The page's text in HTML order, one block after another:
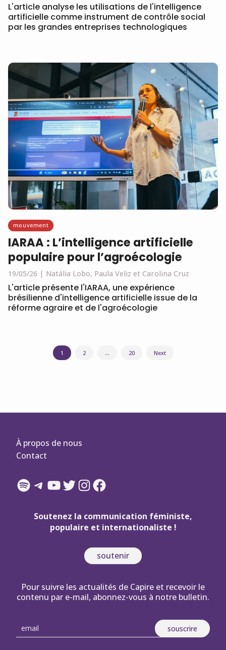
L'article analyse les utilisations de l'intelligence
artificielle comme instrument de contrôle social
par les grandes entreprises technologiques
mouvement
IARAA : L’intelligence artificielle
populaire pour l’agroécologie
19/05/26 Natália Lobo, Paula Veliz et Carolina Cruz
L'article présente l'IARAA, une expérience
brésilienne d'intelligence artificielle issue de la
réforme agraire et de l'agroécologie
Navigation
1 2 … 20 Next
À propos de nous
Contact
Spotify
Telegram
YouTube
Twitter
Instagram
Facebook
Soutenez la communication féministe,
populaire et internationaliste !
soutenir
Pour suivre les actualités de Capire et recevoir le
contenu par e-mail, abonnez-vous à notre bulletin.